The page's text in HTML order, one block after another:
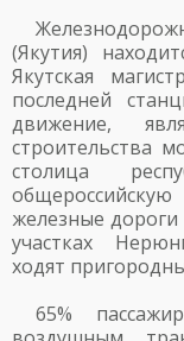
(Якутия)
Якутская
последней
движение,
строительства
столица
железные
участках
ходят
65%